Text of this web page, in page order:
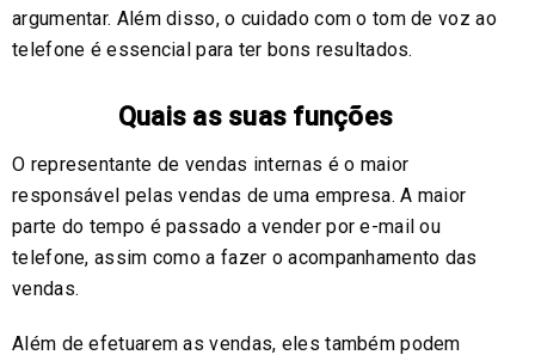
argumentar. Além disso, o cuidado com o tom de voz ao
telefone é essencial para ter bons resultados.
Quais as suas funções
O representante de vendas internas é o maior
responsável pelas vendas de uma empresa. A maior
parte do tempo é passado a vender por e-mail ou
telefone, assim como a fazer o acompanhamento das
vendas.
Além de efetuarem as vendas, eles também podem